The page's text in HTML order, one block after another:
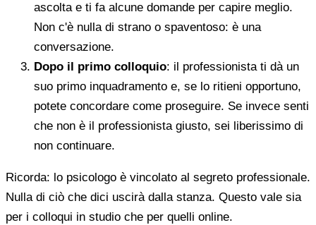
ascolta e ti fa alcune domande per capire meglio.
Non c'è nulla di strano o spaventoso: è una
conversazione.
Dopo il primo colloquio: il professionista ti dà un
suo primo inquadramento e, se lo ritieni opportuno,
potete concordare come proseguire. Se invece senti
che non è il professionista giusto, sei liberissimo di
non continuare.
Ricorda: lo psicologo è vincolato al segreto professionale.
Nulla di ciò che dici uscirà dalla stanza. Questo vale sia
per i colloqui in studio che per quelli online.